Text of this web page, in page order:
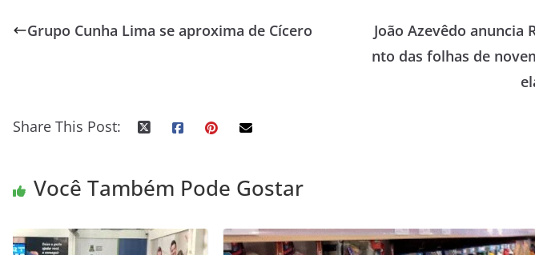
Grupo Cunha Lima se aproxima de Cícero
João Azevêdo anuncia
nto das folhas de
Share This Post:
Você Também Pode Gostar